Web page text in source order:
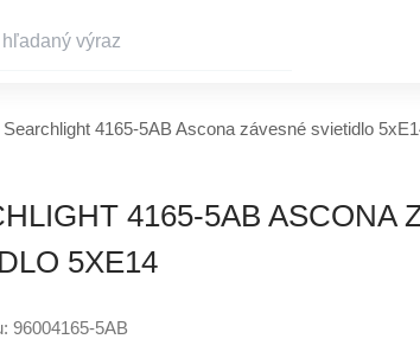
Searchlight 4165-5AB Ascona závesné svietidlo
4165-5AB ASCONA
5XE14
96004165-5AB